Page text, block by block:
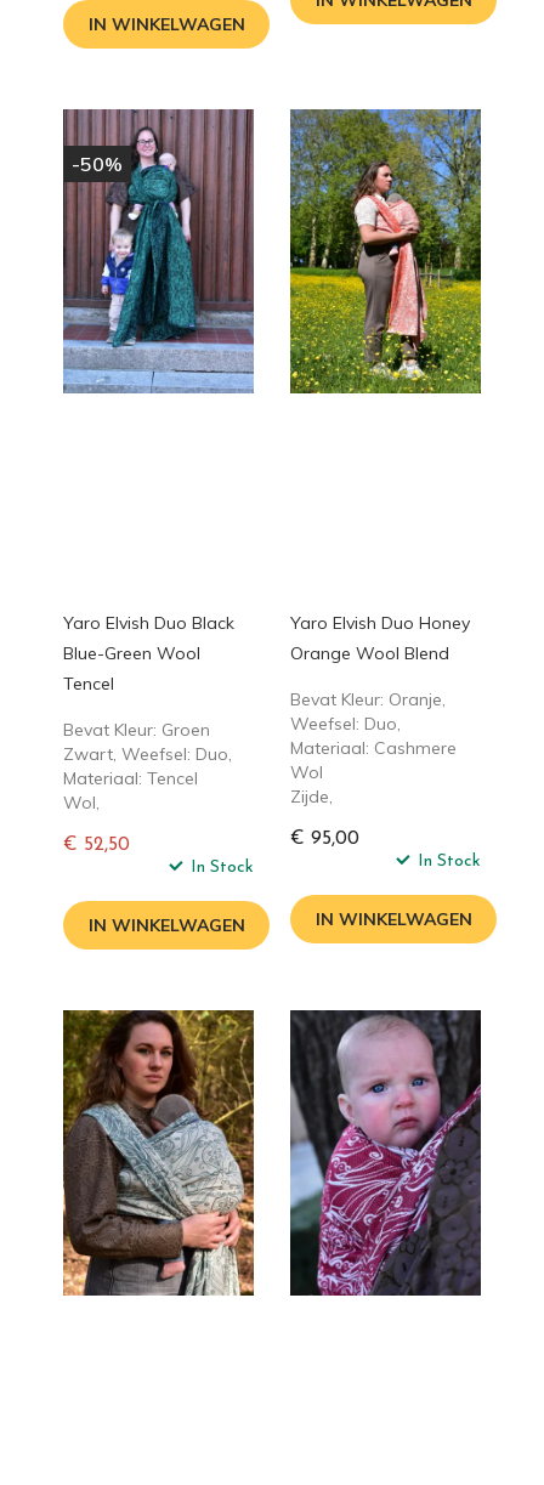
IN WINKELWAGEN
-50%
Yaro Elvish Duo Black
Blue-Green Wool
Tencel
Bevat Kleur: Groen
Zwart, Weefsel: Duo,
Materiaal: Tencel
Wol,
€ 52,50
In Stock
IN WINKELWAGEN
Yaro Elvish Duo Honey
Orange Wool Blend
Bevat Kleur: Oranje,
Weefsel: Duo,
Materiaal: Cashmere
Wol
Zijde,
€ 95,00
In Stock
IN WINKELWAGEN